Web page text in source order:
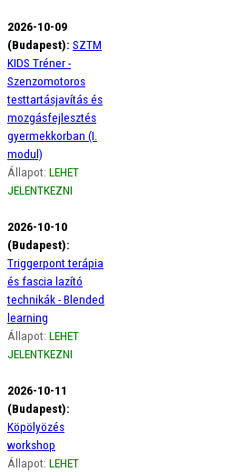
2026-10-09
(Budapest): SZTM
KIDS Tréner -
Szenzomotoros
testtartásjavítás és
mozgásfejlesztés
gyermekkorban (I.
modul)
Állapot: LEHET
JELENTKEZNI
2026-10-10
(Budapest):
Triggerpont terápia
és fascia lazító
technikák - Blended
learning
Állapot: LEHET
JELENTKEZNI
2026-10-11
(Budapest):
Köpölyözés
workshop
Állapot: LEHET